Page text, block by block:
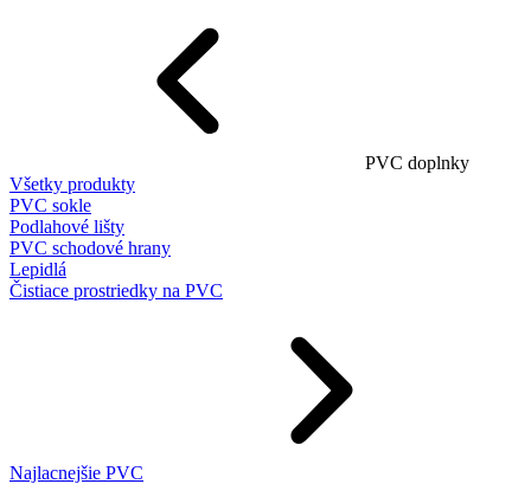
PVC doplnky
Všetky produkty
PVC sokle
Podlahové lišty
PVC schodové hrany
Lepidlá
Čistiace prostriedky na PVC
Najlacnejšie PVC